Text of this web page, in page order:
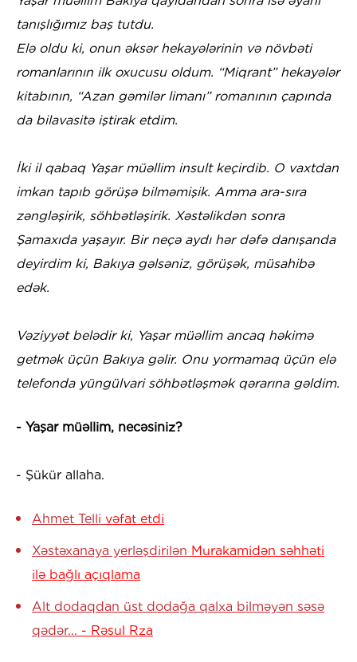
tanışlığımız baş tutdu.
Elə oldu ki, onun əksər hekayələrinin və növbəti
romanlarının ilk oxucusu oldum. “Miqrant” hekayələr
kitabının, “Azan gəmilər limanı” romanının çapında
da bilavasitə iştirak etdim.
İki il qabaq Yaşar müəllim insult keçirdib. O vaxtdan
imkan tapıb görüşə bilməmişik. Amma ara-sıra
zəngləşirik, söhbətləşirik. Xəstəlikdən sonra
Şamaxıda yaşayır. Bir neçə aydı hər dəfə danışanda
deyirdim ki, Bakıya gəlsəniz, görüşək, müsahibə
edək.
Vəziyyət belədir ki, Yaşar müəllim ancaq həkimə
getmək üçün Bakıya gəlir. Onu yormamaq üçün elə
telefonda yüngülvari söhbətləşmək qərarına gəldim.
- Yaşar müəllim, necəsiniz?
- Şükür allaha.
Ahmet Telli vəfat etdi
Xəstəxanaya yerləşdirilən Murakamidən səhhəti
ilə bağlı açıqlama
Alt dodaqdan üst dodağa qalxa bilməyən səsə
qədər... - Rəsul Rza